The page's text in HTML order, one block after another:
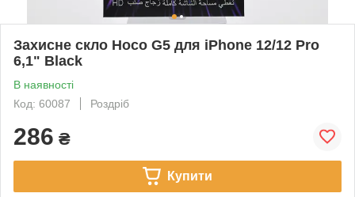
Захисне скло Hoco G5 для iPhone 12/12 Pro
6,1" Black
В наявності
Код: 60087
Роздріб
286 ₴
Купити